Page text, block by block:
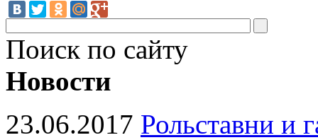
Поиск по сайту
Новости
23.06.2017 Рольставни и